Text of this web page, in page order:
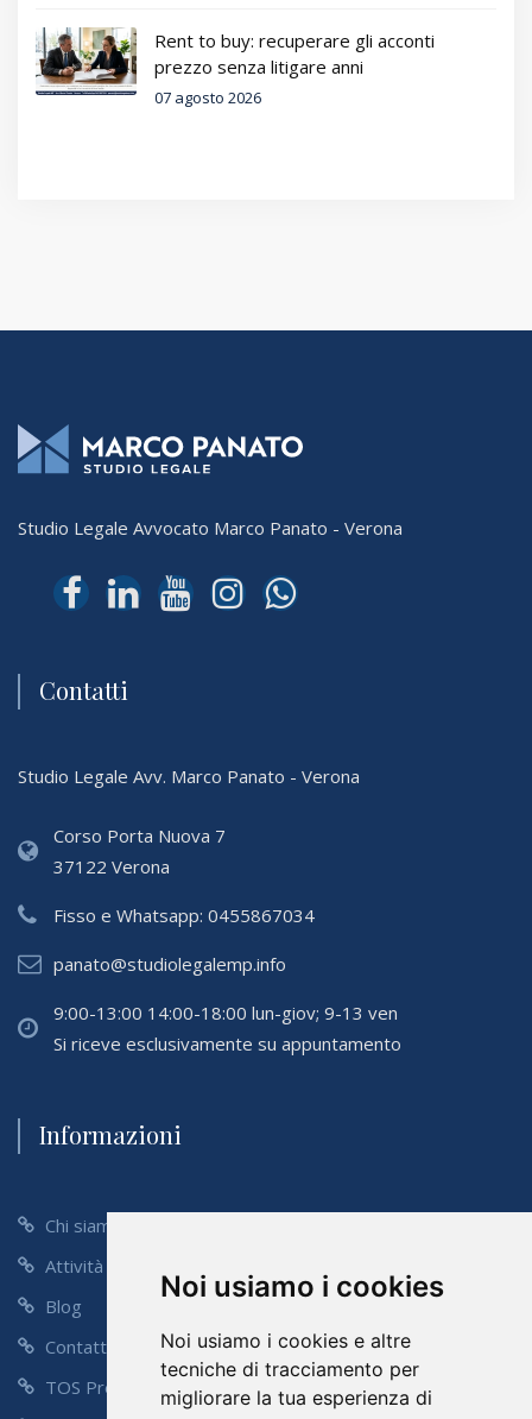
Noi usiamo i cookies
Noi usiamo i cookies e altre
tecniche di tracciamento per
migliorare la tua esperienza di
Rent to buy: recuperare gli acconti
prezzo senza litigare anni
07 agosto 2026
Studio Legale Avvocato Marco Panato - Verona
Contatti
Studio Legale Avv. Marco Panato - Verona
Corso Porta Nuova 7
37122 Verona
Fisso e Whatsapp: 0455867034
panato@studiolegalemp.info
9:00-13:00 14:00-18:00 lun-giov; 9-13 ven
Si riceve esclusivamente su appuntamento
Informazioni
Chi siamo
Attività
Blog
Contatti
TOS Preventivo